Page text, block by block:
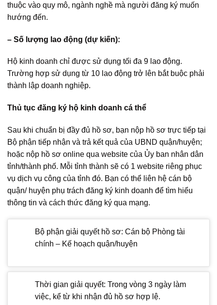
thuộc vào quy mô, ngành nghề mà người đăng ký muốn
hướng đến.
– Số lượng lao động (dự kiến):
Hộ kinh doanh chỉ được sử dụng tối đa 9 lao động.
Trường hợp sử dụng từ 10 lao động trở lên bắt buộc phải
thành lập doanh nghiệp.
Thủ tục đăng ký hộ kinh doanh cá thể
Sau khi chuẩn bị đầy đủ hồ sơ, bạn nộp hồ sơ trực tiếp tại
Bộ phận tiếp nhận và trả kết quả của UBND quận/huyện;
hoặc nộp hồ sơ online qua website của Ủy ban nhân dân
tỉnh/thành phố. Mỗi tỉnh thành sẽ có 1 website riêng phục
vụ dịch vụ công của tỉnh đó. Bạn có thể liên hệ cán bộ
quận/ huyện phụ trách đăng ký kinh doanh để tìm hiểu
thông tin và cách thức đăng ký qua mạng.
Bộ phận giải quyết hồ sơ: Cán bộ Phòng tài
chính – Kế hoạch quận/huyện
Thời gian giải quyết: Trong vòng 3 ngày làm
việc, kể từ khi nhận đủ hồ sơ hợp lệ.